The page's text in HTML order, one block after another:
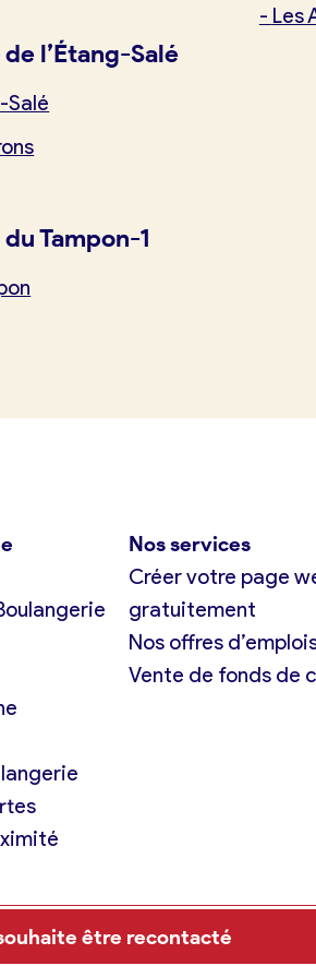
l’Étang-Salé
Salé
Tampon-1
- Les
Nos services
Créer votre page
gratuitement
Nos offres
Vente de fonds de
être recontacté